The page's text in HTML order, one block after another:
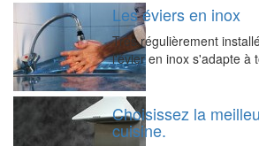
Les éviers en inox
Très régulièrement
l'évier en inox s'adapte à
Choisissez la
cuisine.